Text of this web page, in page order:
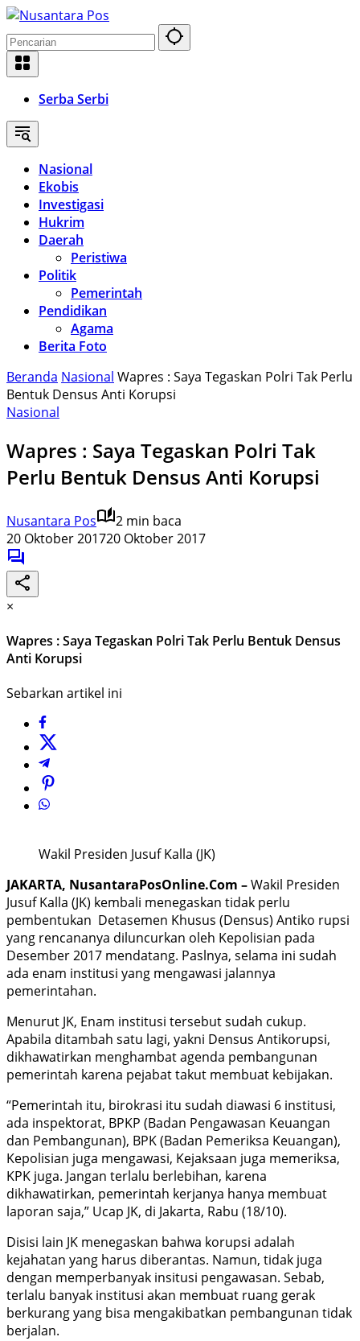
Langsung
ke
konten
Serba Serbi
Nasional
Ekobis
Investigasi
Hukrim
Daerah
Peristiwa
Politik
Pemerintah
Pendidikan
Agama
Berita Foto
Beranda Nasional Wapres : Saya Tegaskan Polri Tak Perlu
Bentuk Densus Anti Korupsi
Nasional
Wapres : Saya Tegaskan Polri Tak
Perlu Bentuk Densus Anti Korupsi
Nusantara Pos
2 min baca
20 Oktober 201720 Oktober 2017
×
Wapres : Saya Tegaskan Polri Tak Perlu Bentuk Densus
Anti Korupsi
Sebarkan artikel ini
Wakil Presiden Jusuf Kalla (JK)
JAKARTA, NusantaraPosOnline.Com –Wakil Presiden
Jusuf Kalla (JK) kembali menegaskan tidak perlu
pembentukan Detasemen Khusus (Densus) Antiko rupsi
yang rencananya diluncurkan oleh Kepolisian pada
Desember 2017 mendatang. Paslnya, selama ini sudah
ada enam institusi yang mengawasi jalannya
pemerintahan.
Menurut JK, Enam institusi tersebut sudah cukup.
Apabila ditambah satu lagi, yakni Densus Antikorupsi,
dikhawatirkan menghambat agenda pembangunan
pemerintah karena pejabat takut membuat kebijakan.
“Pemerintah itu, birokrasi itu sudah diawasi 6 institusi,
ada inspektorat, BPKP (Badan Pengawasan Keuangan
dan Pembangunan), BPK (Badan Pemeriksa Keuangan),
Kepolisian juga mengawasi, Kejaksaan juga memeriksa,
KPK juga. Jangan terlalu berlebihan, karena
dikhawatirkan, pemerintah kerjanya hanya membuat
laporan saja,” Ucap JK, di Jakarta, Rabu (18/10).
Disisi lain JK menegaskan bahwa korupsi adalah
kejahatan yang harus diberantas. Namun, tidak juga
dengan memperbanyak insitusi pengawasan. Sebab,
terlalu banyak institusi akan membuat ruang gerak
berkurang yang bisa mengakibatkan pembangunan tidak
berjalan.